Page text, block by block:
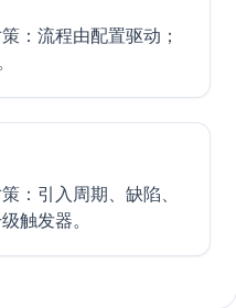
：流程由配置驱动；
：引入周期、缺陷、
触发器。